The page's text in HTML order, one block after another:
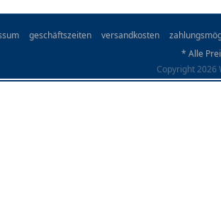
geschäftszeiten versandkosten
* Alle
Copyright 2026